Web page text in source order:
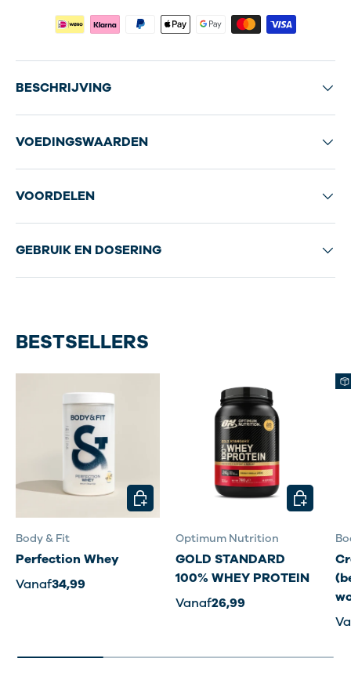
BESCHRIJVING
VOEDINGSWAARDEN
VOORDELEN
GEBRUIK EN DOSERING
BESTSELLERS
Body & Fit
Perfection Whey
Vanaf34,99
KIES MOGELIJKHEDEN
Optimum Nutrition
GOLD STANDARD
100% WHEY PROTEIN
Vanaf26,99
KIES